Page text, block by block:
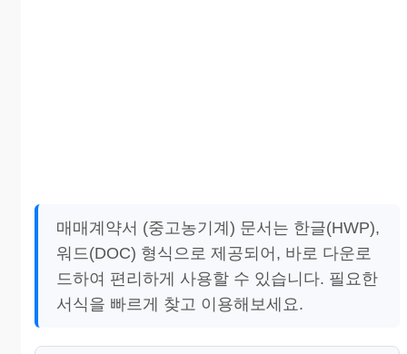
매매계약서 (중고농기계) 문서는 한글(HWP),
워드(DOC) 형식으로 제공되어, 바로 다운로
드하여 편리하게 사용할 수 있습니다. 필요한
서식을 빠르게 찾고 이용해보세요.